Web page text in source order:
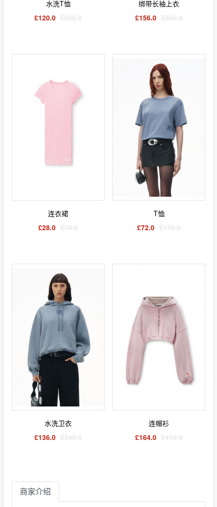
水洗T恤
£120.0 £295.0
绑带长袖上衣
£156.0 £390.0
连衣裙
£28.0 £70.0
T恤
£72.0 £175.0
水洗卫衣
£136.0 £340.0
连帽衫
£164.0 £410.0
商家介绍